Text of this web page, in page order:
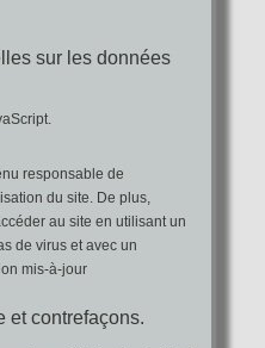
sur les données
responsable de
du site. De plus,
au site en utilisant un
de virus et avec un
mis-à-jour
et contrefaçons.